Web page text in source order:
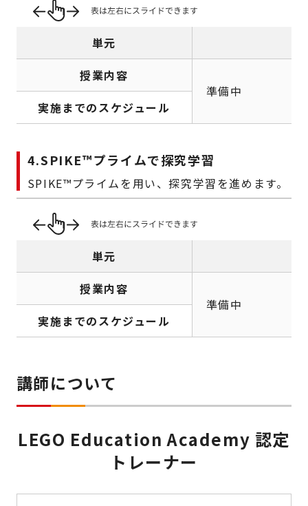
単元
授業内容
準備中
実施までのスケジュール
4.SPIKE™プライムで探究学習
SPIKE™プライムを用い、探究学習を進めます。
単元
授業内容
準備中
実施までのスケジュール
講師について
LEGO Education Academy 認定
トレーナー